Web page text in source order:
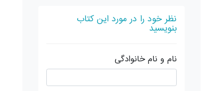
نظر خود را در مورد این کتاب
بنویسید
نام و نام خانوادگی